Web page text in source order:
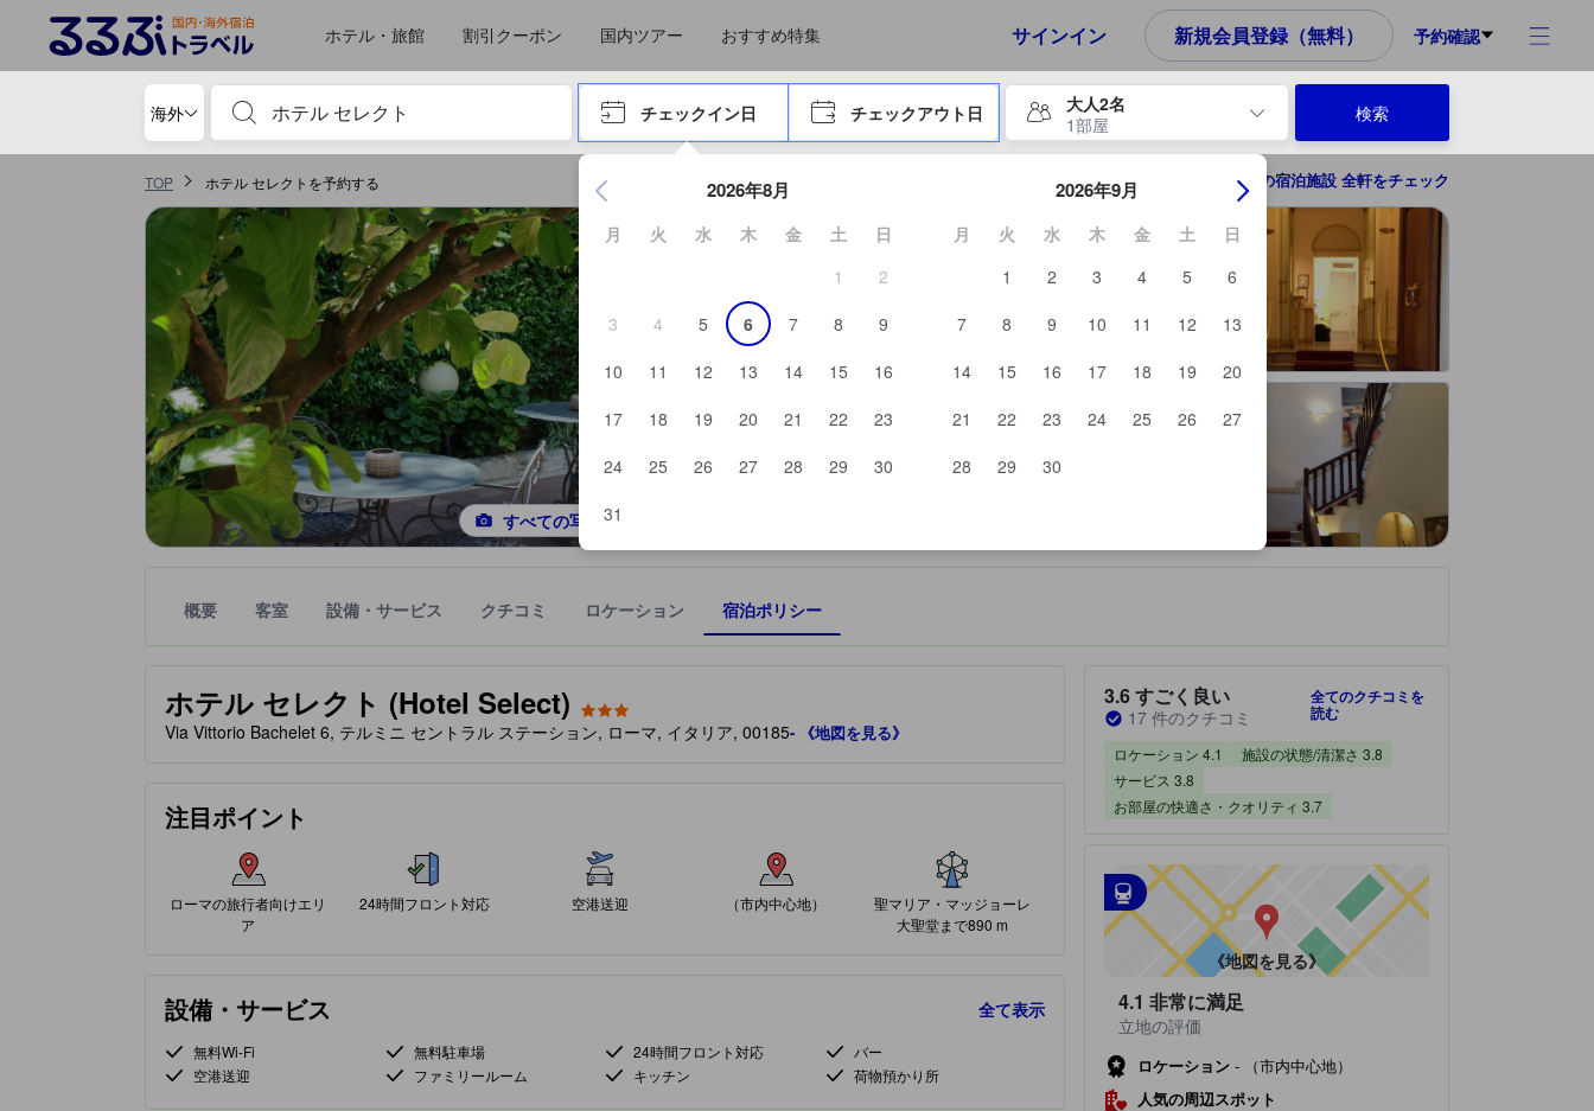
ホテル・旅館 割引クーポン 国内ツアー おすすめ特集 サインイン 新規会員登録（無料） 予約確認
海外
宿泊施設名やキーワードを入力し、矢印キーやタブキーで進み、エンターキーを押して内容を確定して、検索します。
チェックイン日 チェックアウト日
大人2名
1部屋
エンターキーを押して日付選択画面の操作を開始します。方向キーを使用して、チェックイン日とチェックアウト日を移動します。
2026年8月
月 火 水 木 金 土
日
1
2
3
4 5 6 7 8
9
10
11 12 13 14 15
16
17
18 19 20 21 22
23
24
25 26 27 28 29
30
31
2026年9月
月 火 水 木 金 土
日
1
2 3 4 5
6
7
8 9 10 11 12
13
14
15 16 17 18 19
20
21
22 23 24 25 26
27
28
29 30
検索
TOP ホテル セレクトを予約する ローマの宿泊施設 全軒をチェック
すべての写真を見る
概要 客室 設備・サービス クチコミ ロケーション 宿泊ポリシー
ホテル セレクト (Hotel Select)
星評価、最高5の内3
tooltip
星評価は、提携サイトから受け取った情報であり、宿泊施設に備わっていると予測される快適さや客室のレベルを示すものです。
Via Vittorio Bachelet 6, テルミニ セントラル ステーション, ローマ, イタリア, 00185- 《地図を見る》
注目ポイント
ローマの旅行者向けエリ
ア
24時間フロント対応 空港送迎 （市内中心地）
聖マリア・マッジョーレ
大聖堂まで890 m
設備・サービス 全て表示
無料Wi-Fi 無料駐車場 24時間フロント対応
バー
空港送迎
ファミリールーム キッチン 荷物預かり所
宿泊施設のクチコミスコア：3.6 / 5 すごく良い 17 件のクチコミ
3.6すごく良い
17 件のクチコミ
全てのクチコミを
読む
ロケーション 4.1
施設の状態/清潔さ 3.8
サービス 3.8
お部屋の快適さ・クオリティ 3.7
tooltip
最寄の交通機関
• 最寄の駅：メトロ カストロ プレトーリオ駅（距離0.25km）
• 最寄の駅：Leonardo Express（距離0.32km）
《地図を見る》
4.1 非常に満足
立地の評価
ロケーション -
（市内中心地）
人気の周辺スポット
るるぶトラベルに掲載されているクチコミは実際に予約をし、宿泊を終えたゲストから提供されています。実際の経験に基づいた内容であるため、これから宿泊選びをされるユーザーにとっても参考となる信頼で